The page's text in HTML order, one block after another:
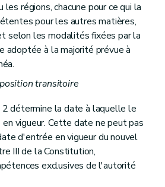
les régions, chacune pour ce qui la
pour les autres matières,
selon les modalités fixées par la
adoptée à la majorité prévue à
transitoire
2 détermine la date à laquelle le
vigueur. Cette date ne peut pas
d'entrée en vigueur du nouvel
III de la Constitution,
exclusives de l'autorité